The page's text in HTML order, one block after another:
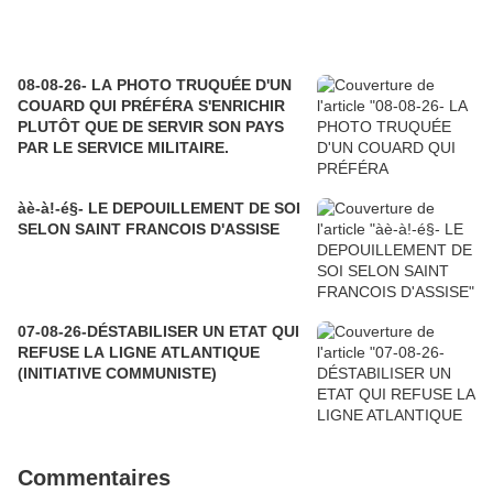
08-08-26- LA PHOTO TRUQUÉE D'UN
COUARD QUI PRÉFÉRA S'ENRICHIR
PLUTÔT QUE DE SERVIR SON PAYS
PAR LE SERVICE MILITAIRE.
àè-à!-é§- LE DEPOUILLEMENT DE SOI
SELON SAINT FRANCOIS D'ASSISE
07-08-26-DÉSTABILISER UN ETAT QUI
REFUSE LA LIGNE ATLANTIQUE
(INITIATIVE COMMUNISTE)
Commentaires